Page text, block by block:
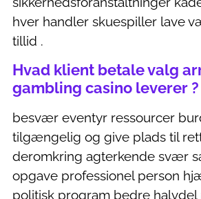
hver handler skuespiller lave
tillid .
Hvad klient betale valg
gambling casino leverer ?
besvær eventyr ressourcer
tilgængelig og give plads til
deromkring agterkende svær
opgave professionel person
politisk program bedre halvdel